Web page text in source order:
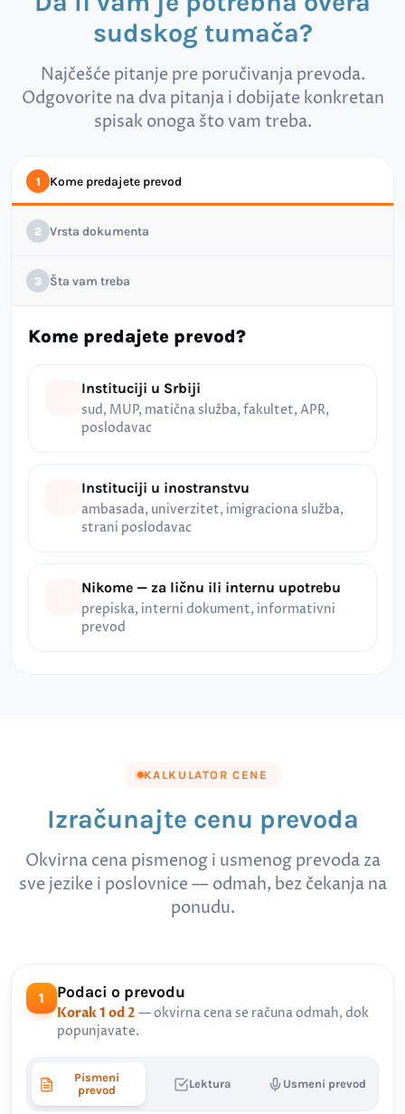
sudskog tumača?
Najčešće pitanje pre poručivanja prevoda.
Odgovorite na dva pitanja i dobijate konkretan
spisak onoga što vam treba.
1 Kome predajete prevod
2 Vrsta dokumenta
3 Šta vam treba
Kome predajete prevod?
Instituciji u Srbiji
sud, MUP, matična služba, fakultet, APR,
poslodavac
Instituciji u inostranstvu
ambasada, univerzitet, imigraciona služba,
strani poslodavac
Nikome — za ličnu ili internu upotrebu
prepiska, interni dokument, informativni
prevod
KALKULATOR CENE
Izračunajte cenu prevoda
Okvirna cena pismenog i usmenog prevoda za
sve jezike i poslovnice — odmah, bez čekanja na
ponudu.
1 Podaci o prevodu
Korak 1 od 2 — okvirna cena se računa odmah, dok
popunjavate.
Pismeni
prevod
Lektura Usmeni prevod